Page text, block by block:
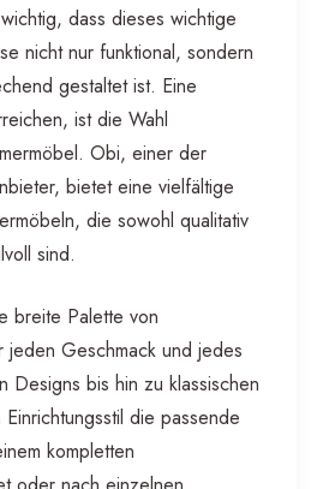
dass dieses wichtige
nicht nur funktional, sondern
gestaltet ist. Eine
ist die Wahl
Obi, einer der
bietet eine vielfältige
die sowohl qualitativ
sind.
breite Palette von
jeden Geschmack und jedes
Designs bis hin zu klassischen
die passende
kompletten